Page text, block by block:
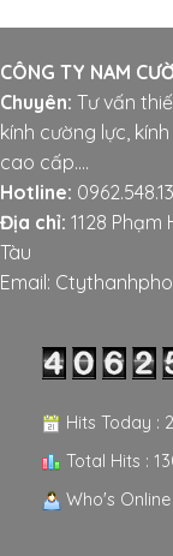
CÔNG TY NAM
Chuyên: Tư vấn
kính cường lực,
cao cấp....
Hotline:
Địa chỉ: 1128 Phạm
Tàu
Email:
Hits Today :
Total Hits :
Who's Online